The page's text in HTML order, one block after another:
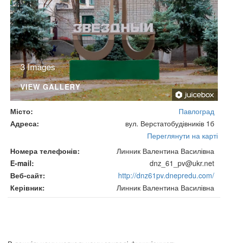
3 Images
VIEW GALLERY
Місто
Павлоград
Адреса
вул. Верстатобудівників 1б
Переглянути на карті
Номера телефонів
Линник Валентина Василівна
E-mail
dnz_61_pv@ukr.net
Веб-сайт
http://dnz61pv.dnepredu.com/
Керівник
Линник Валентина Василівна